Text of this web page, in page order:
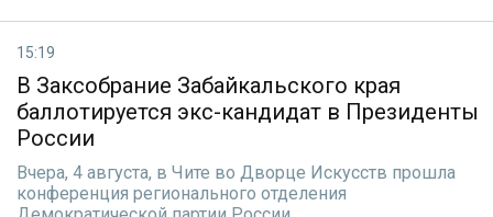
15:19
В Заксобрание Забайкальского края
баллотируется экс-кандидат в Президенты
России
Вчера, 4 августа, в Чите во Дворце Искусств прошла
конференция регионального отделения